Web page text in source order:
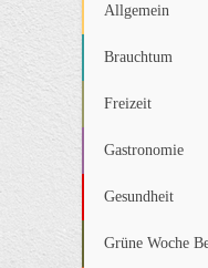
Allgemein
Brauchtum
Freizeit
Gastronomie
Gesundheit
Grüne Woche